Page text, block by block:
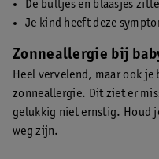
De bultjes en blaasjes
Je kind heeft deze
Zonneallergie bij
Heel vervelend, maar ook
zonneallergie. Dit ziet er
gelukkig niet ernstig. Houd
weg zijn.